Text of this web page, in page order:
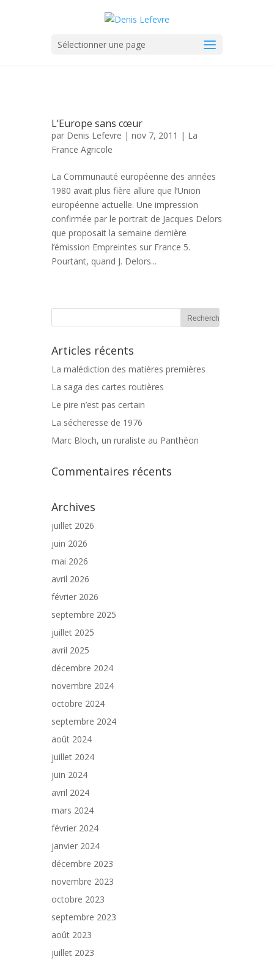
Sélectionner une page
L’Europe sans cœur
par Denis Lefevre | nov 7, 2011 | La
France Agricole
La Communauté européenne des années
1980 avait plus fière allure que l’Union
européenne actuelle. Une impression
confirmée par le portrait de Jacques Delors
que proposait la semaine dernière
l’émission Empreintes sur France 5.
Pourtant, quand J. Delors...
Articles récents
La malédiction des matières premières
La saga des cartes routières
Le pire n’est pas certain
La sécheresse de 1976
Marc Bloch, un ruraliste au Panthéon
Commentaires récents
Archives
juillet 2026
juin 2026
mai 2026
avril 2026
février 2026
septembre 2025
juillet 2025
avril 2025
décembre 2024
novembre 2024
octobre 2024
septembre 2024
août 2024
juillet 2024
juin 2024
avril 2024
mars 2024
février 2024
janvier 2024
décembre 2023
novembre 2023
octobre 2023
septembre 2023
août 2023
juillet 2023